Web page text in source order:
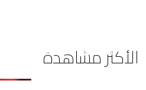
الأكثر مشاهدة